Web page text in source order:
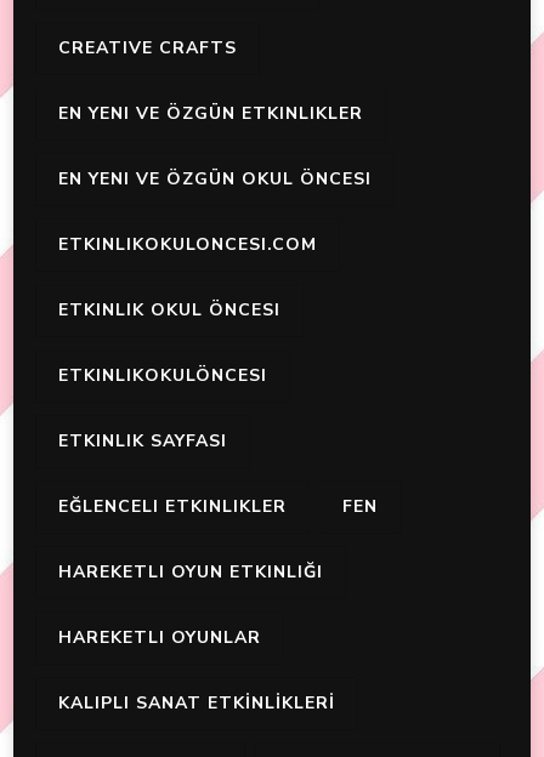
CREATIVE CRAFTS
EN YENI VE ÖZGÜN ETKINLIKLER
EN YENI VE ÖZGÜN OKUL ÖNCESI
ETKINLIKOKULONCESI.COM
ETKINLIK OKUL ÖNCESI
ETKINLIKOKULÖNCESI
ETKINLIK SAYFASI
EĞLENCELI ETKINLIKLER FEN
HAREKETLI OYUN ETKINLIĞI
HAREKETLI OYUNLAR
KALIPLI SANAT ETKİNLİKLERİ